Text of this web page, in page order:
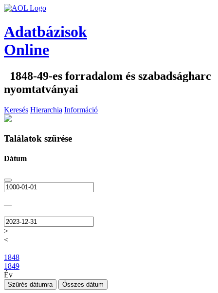
Adatbázisok
Online
1848-49-es forradalom és szabadságharc
nyomtatványai
Keresés Hierarchia Információ
Találatok szűrése
Dátum
—
>
<
1848
1849
Év
Szűrés dátumra Összes dátum